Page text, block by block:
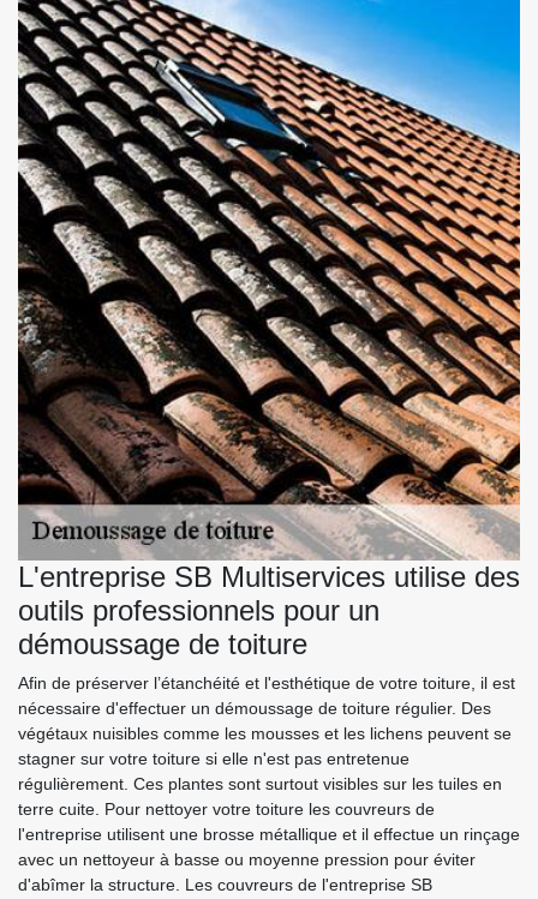
L'entreprise SB Multiservices utilise des
outils professionnels pour un
démoussage de toiture
Afin de préserver l’étanchéité et l'esthétique de votre toiture, il est
nécessaire d'effectuer un démoussage de toiture régulier. Des
végétaux nuisibles comme les mousses et les lichens peuvent se
stagner sur votre toiture si elle n'est pas entretenue
régulièrement. Ces plantes sont surtout visibles sur les tuiles en
terre cuite. Pour nettoyer votre toiture les couvreurs de
l'entreprise utilisent une brosse métallique et il effectue un rinçage
avec un nettoyeur à basse ou moyenne pression pour éviter
d'abîmer la structure. Les couvreurs de l'entreprise SB